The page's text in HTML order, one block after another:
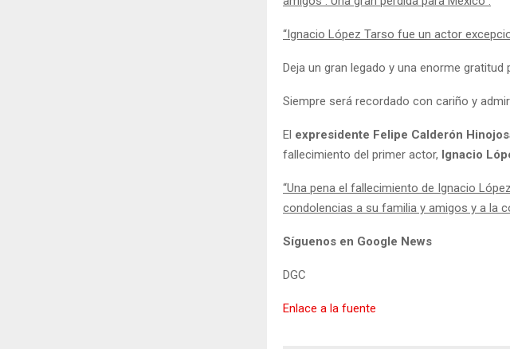
“Ignacio López Tarso fue un actor
Deja un gran legado y una enorme
Siempre será recordado con cariño y
El expresidente Felipe Calderón
fallecimiento del primer actor, Ignacio
“Una pena el fallecimiento de Ignacio
condolencias a su familia y amigos y a la
Síguenos en Google News
DGC
Enlace a la fuente